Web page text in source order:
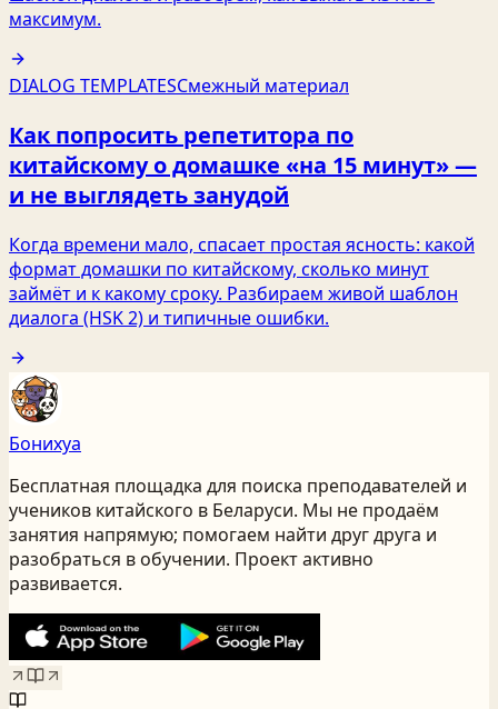
максимум.
DIALOG TEMPLATESСмежный материал
Как попросить репетитора по
китайскому о домашке «на 15 минут» —
и не выглядеть занудой
Когда времени мало, спасает простая ясность: какой
формат домашки по китайскому, сколько минут
займёт и к какому сроку. Разбираем живой шаблон
диалога (HSK 2) и типичные ошибки.
Бонихуа
Бесплатная площадка для поиска преподавателей и
учеников китайского в Беларуси. Мы не продаём
занятия напрямую; помогаем найти друг друга и
разобраться в обучении. Проект активно
развивается.